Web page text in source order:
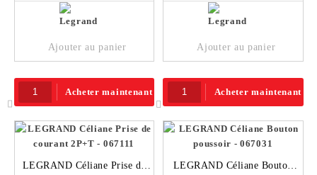
Ajouter au panier
Acheter maintenant
Ajouter au panier
Acheter maintenant
LEGRAND Céliane Prise de
LEGRAND Céliane Bouton